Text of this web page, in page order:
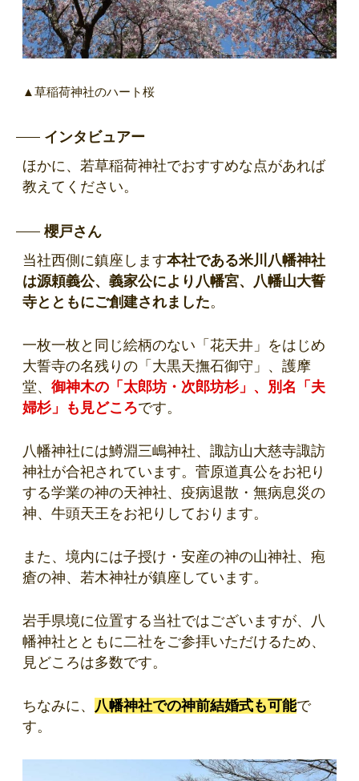
▲草稲荷神社のハート桜
インタビュアー
ほかに、若草稲荷神社でおすすめな点があれば
教えてください。
櫻戸さん
当社西側に鎮座します本社である米川八幡神社
は源頼義公、義家公により八幡宮、八幡山大誓
寺とともにご創建されました。
一枚一枚と同じ絵柄のない「花天井」をはじめ
大誓寺の名残りの「大黒天撫石御守」、護摩
堂、 御神木の「太郎坊・次郎坊杉」、別名「夫
婦杉」も見どころです。
八幡神社には鱒淵三嶋神社、諏訪山大慈寺諏訪
神社が合祀されています。菅原道真公をお祀り
する学業の神の天神社、疫病退散・無病息災の
神、牛頭天王をお祀りしております。
また、境内には子授け・安産の神の山神社、疱
瘡の神、若木神社が鎮座しています。
岩手県境に位置する当社ではございますが、八
幡神社とともに二社をご参拝いただけるため、
見どころは多数です。
ちなみに、 八幡神社での神前結婚式も可能で
す。